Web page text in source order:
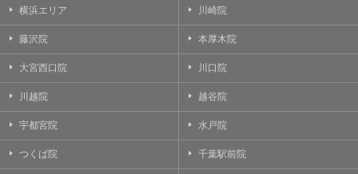
横浜エリア 川崎院
藤沢院 本厚木院
大宮西口院 川口院
川越院 越谷院
宇都宮院 水戸院
つくば院 千葉駅前院